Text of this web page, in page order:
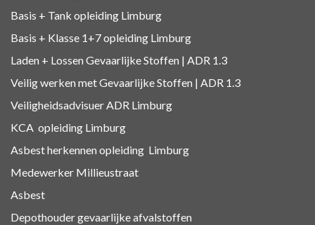
Basis + Tank opleiding Limburg
Basis + Klasse 1+7opleiding Limburg
Laden + Lossen Gevaarlijke Stoffen | ADR 1.3
Veilig werken met Gevaarlijke Stoffen | ADR 1.3
Veiligheidsadvisuer ADR Limburg
KCA opleiding Limburg
Asbest herkennenopleiding Limburg
Medewerker Millieustraat
Asbest
Depothouder gevaarlijke afvalstoffen